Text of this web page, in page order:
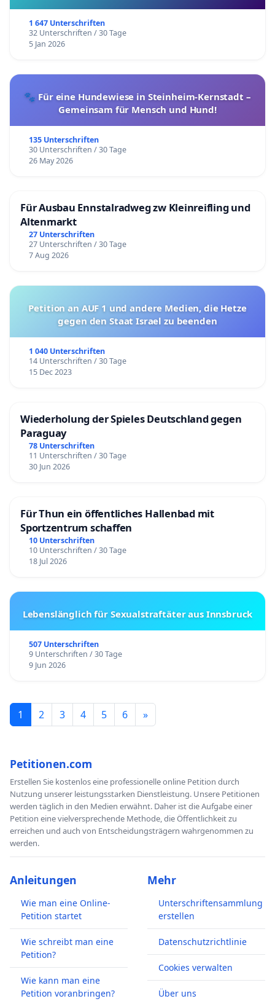
1 647 Unterschriften
32 Unterschriften / 30 Tage
5 Jan 2026
🐾 Für eine Hundewiese in Steinheim-Kernstadt –
Gemeinsam für Mensch und Hund!
135 Unterschriften
30 Unterschriften / 30 Tage
26 May 2026
Für Ausbau Ennstalradweg zw Kleinreifling und
Altenmarkt
27 Unterschriften
27 Unterschriften / 30 Tage
7 Aug 2026
Petition an AUF 1 und andere Medien, die Hetze
gegen den Staat Israel zu beenden
1 040 Unterschriften
14 Unterschriften / 30 Tage
15 Dec 2023
Wiederholung der Spieles Deutschland gegen
Paraguay
78 Unterschriften
11 Unterschriften / 30 Tage
30 Jun 2026
Für Thun ein öffentliches Hallenbad mit
Sportzentrum schaffen
10 Unterschriften
10 Unterschriften / 30 Tage
18 Jul 2026
Lebenslänglich für Sexualstraftäter aus Innsbruck
507 Unterschriften
9 Unterschriften / 30 Tage
9 Jun 2026
1 2 3 4 5 6 »
Petitionen.com
Erstellen Sie kostenlos eine professionelle online Petition durch
Nutzung unserer leistungsstarken Dienstleistung. Unsere Petitionen
werden täglich in den Medien erwähnt. Daher ist die Aufgabe einer
Petition eine vielversprechende Methode, die Öffentlichkeit zu
erreichen und auch von Entscheidungsträgern wahrgenommen zu
werden.
Anleitungen
Wie man eine Online-
Petition startet
Wie schreibt man eine
Petition?
Wie kann man eine
Petition voranbringen?
Mehr
Unterschriftensammlung
erstellen
Datenschutzrichtlinie
Cookies verwalten
Über uns